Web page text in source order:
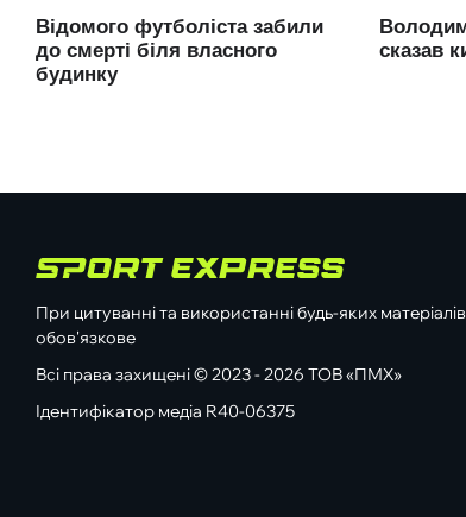
При цитуванні та використанні будь-яких
обов'язкове
Всі права захищені © 2023 - 2026 ТОВ «ПМХ»
Ідентифікатор медіа R40-06375